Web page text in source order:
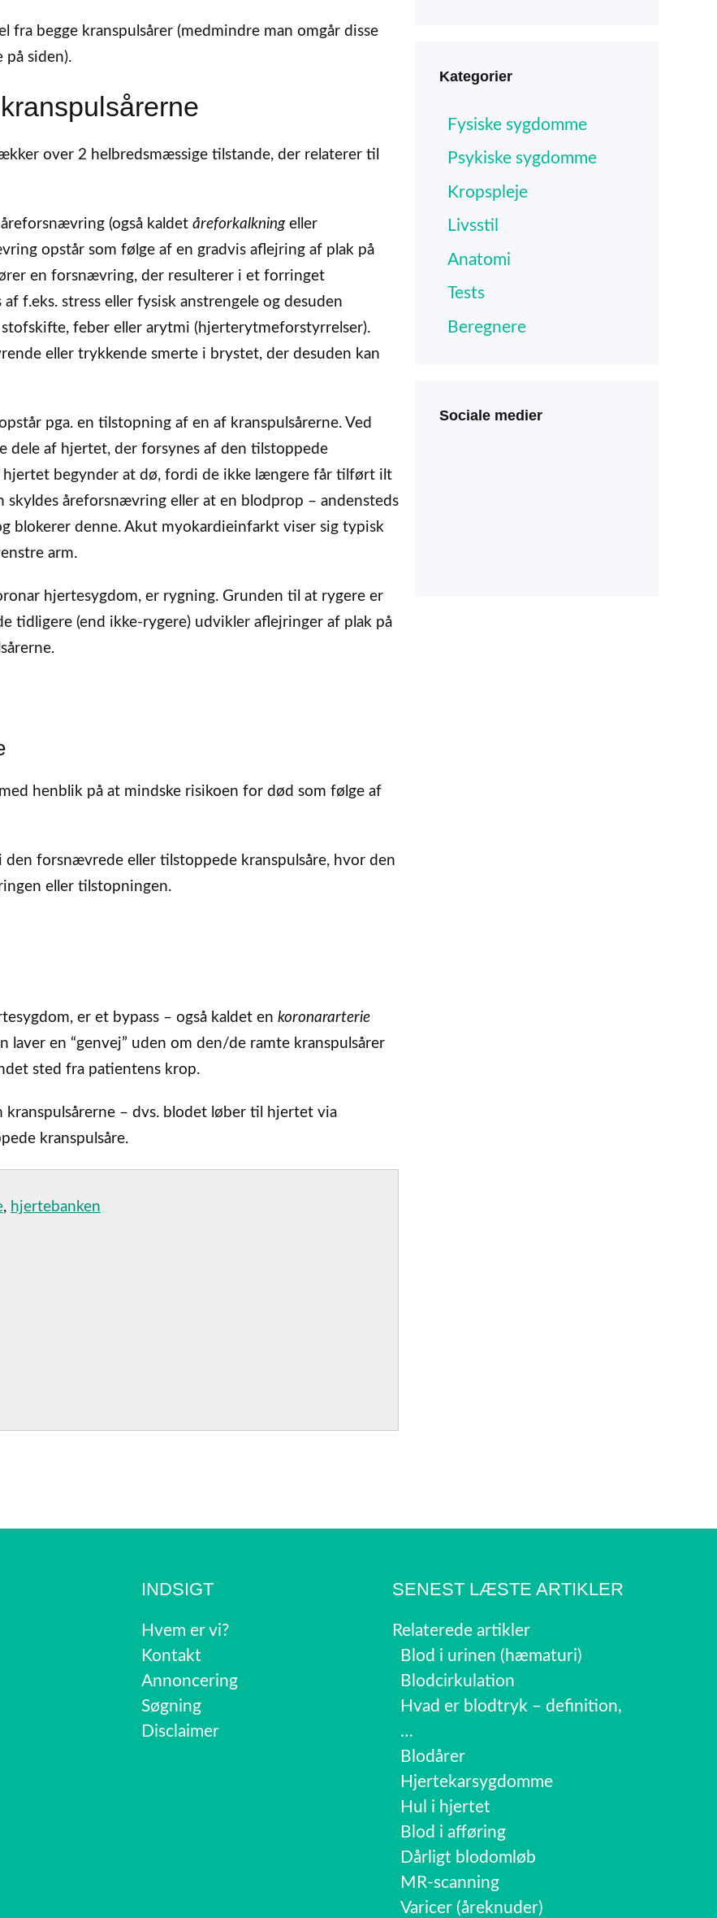
begge kranspulsårer (medmindre man omgår disse
på siden).
over 2 helbredsmæssige tilstande, der relaterer til
(også kaldet åreforkalkningeller
opstår som følge af en gradvis aflejring af plak på
en forsnævring, der resulterer i et forringet
f.eks. stress eller fysisk anstrengele og desuden
feber eller arytmi (hjerterytmeforstyrrelser).
eller trykkende smerte i brystet, der desuden kan
pga. en tilstopning af en af kranspulsårerne. Ved
af hjertet, der forsynes af den tilstoppede
hjertet begynder at dø, fordi de ikke længere får tilført ilt
åreforsnævring eller at en blodprop – andensteds
blokerer denne. Akut myokardieinfarkt viser sig typisk
arm.
hjertesygdom, er rygning. Grunden til at rygere er
tidligere (end ikke-rygere) udvikler aflejringer af plak på
henblik på at mindske risikoen for død som følge af
forsnævrede eller tilstoppede kranspulsåre, hvor den
eller tilstopningen.
er et bypass – også kaldet en koronararterie
laver en “genvej” uden om den/de ramte kranspulsårer
sted fra patientens krop.
– dvs. blodet løber til hjertet via
kranspulsåre.
, hjertebanken
Kategorier
Fysiske sygdomme
Psykiske sygdomme
Kropspleje
Livsstil
Anatomi
Tests
Beregnere
Sociale medier
INDSIGT
Hvem er vi?
Kontakt
Annoncering
Søgning
Disclaimer
SENEST LÆSTE ARTIKLER
Relaterede artikler
Blod i urinen (hæmaturi)
Blodcirkulation
Hvad er blodtryk – definition,
…
Blodårer
Hjertekarsygdomme
Hul i hjertet
Blod i afføring
Dårligt blodomløb
MR-scanning
Varicer (åreknuder)